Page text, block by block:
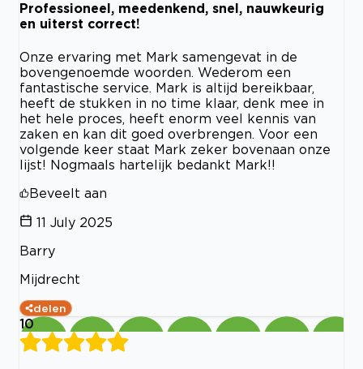
Professioneel, meedenkend, snel, nauwkeurig
en uiterst correct!
Onze ervaring met Mark samengevat in de
bovengenoemde woorden. Wederom een
fantastische service. Mark is altijd bereikbaar,
heeft de stukken in no time klaar, denk mee in
het hele proces, heeft enorm veel kennis van
zaken en kan dit goed overbrengen. Voor een
volgende keer staat Mark zeker bovenaan onze
lijst! Nogmaals hartelijk bedankt Mark!!
Beveelt aan
11 July 2025
Barry
Mijdrecht
delen
10